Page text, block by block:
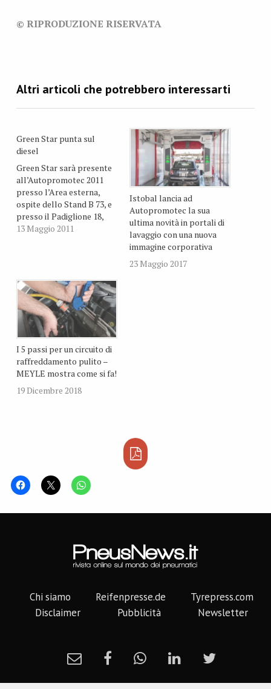
© RIPRODUZIONE RISERVATA
Green Star punta sul
diesel
Green Star sarà presente
all’Autopromotec 2011
presso l’Area esterna,
ospite dello Stand B 73, e
presso il Padiglione 18,
ospite dello Stand A43 del
13 Maggio 2011
Istobal lancia ad
Autopromotec la sua
ultima novità in portali di
lavaggio con una nuova
immagine corporativa
23 Maggio 2017
I 5 passi per un circuito di
raffreddamento pulito –
MEYLE mostra come si fa!
19 Dicembre 2018
Chi siamo Reifenpresse.de
Tyrepress.com
Disclaimer
Pubblicità Newsletter